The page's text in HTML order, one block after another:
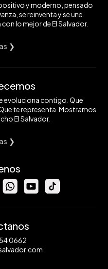
y moderno, pensado
se reinventa y se une.
lo mejor de El Salvador.
❯
evoluciona contigo. Que
te representa. Mostramos
El Salvador.
❯
0662